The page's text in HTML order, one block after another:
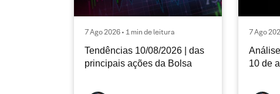
7 Ago 2026 • 1 min de leitura
Tendências 10/08/2026 | das
principais ações da Bolsa
7 Ago
10 de